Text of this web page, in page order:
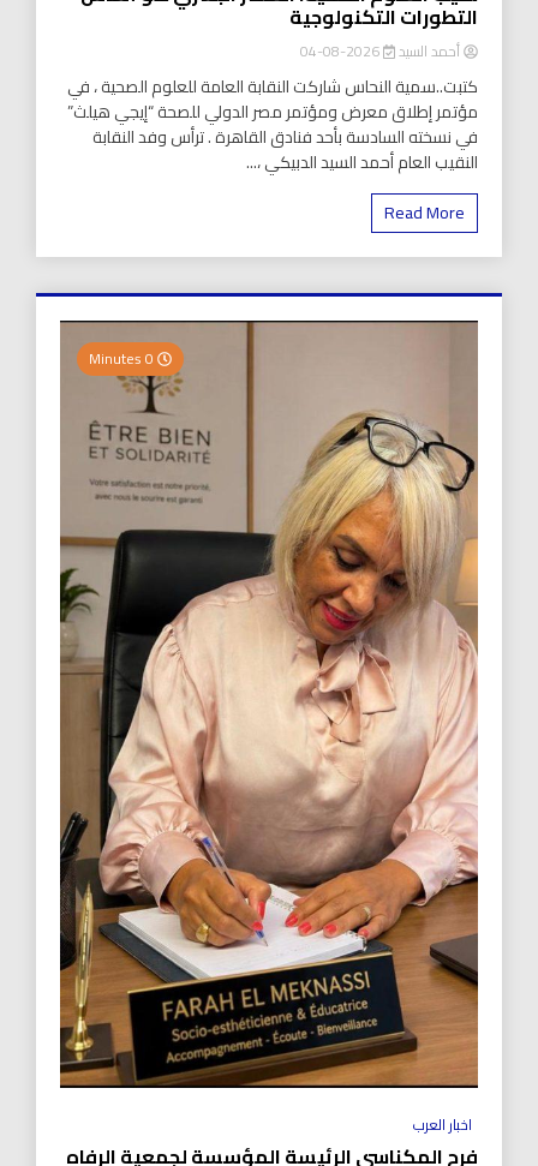
التطورات التكنولوجية
أحمد السيد 2026-08-04
كتبت..سمية النحاس شاركت النقابة العامة للعلوم الصحية ، في
مؤتمر إطلاق معرض ومؤتمر مصر الدولي للصحة “إيجي هيلث”
في نسخته السادسة بأحد فنادق القاهرة . ترأس وفد النقابة
النقيب العام أحمد السيد الدبيكي ،...
Read More
اخبار العرب
فرح المكناسي الرئيسة المؤسسة لجمعية الرفاه